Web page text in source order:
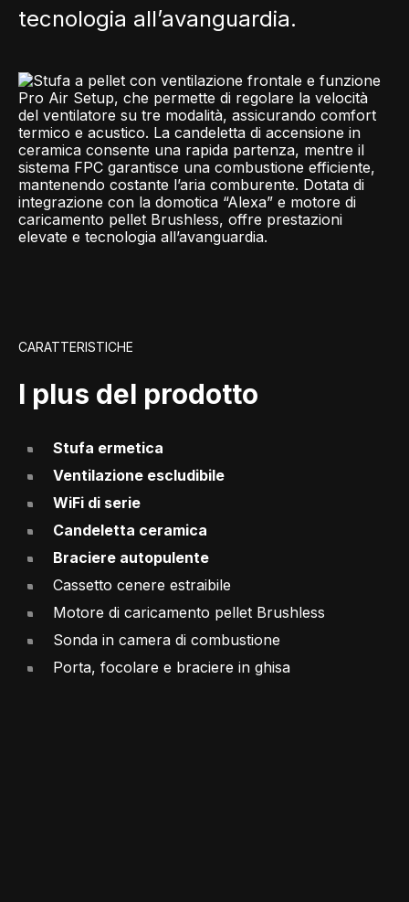
tecnologia all’avanguardia.
CARATTERISTICHE
I plus del prodotto
Stufa ermetica
Ventilazione escludibile
WiFi di serie
Candeletta ceramica
Braciere autopulente
Cassetto cenere estraibile
Motore di caricamento pellet Brushless
Sonda in camera di combustione
Porta, focolare e braciere in ghisa